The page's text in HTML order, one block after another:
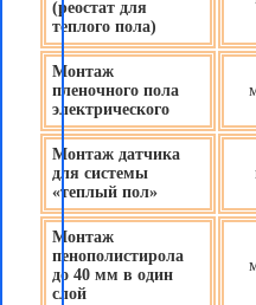
(реостат для
теплого пола)
Монтаж
пленочного пола
электрического
Монтаж датчика
для системы
«теплый пол»
Монтаж
пенополистирола
до 40 мм в один
слой